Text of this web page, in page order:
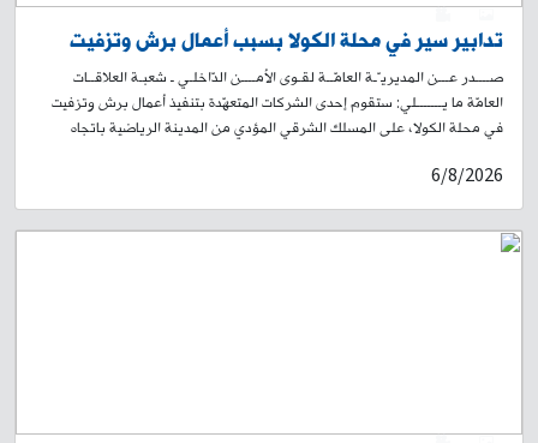
تدابير سير في محلة الكولا بسبب أعمال برش وتزفيت
صــــدر عـــن المديريـّـة العامّــة لقـوى الأمــــن الدّاخلـي ـ شعبـة العلاقــات
العامّة ما يـــــــلي: ستقوم إحدى الشركات المتعهّدة بتنفيذ أعمال برش وتزفيت
في محلة الكولا، على المسلك الشرقي المؤدي من المدينة الرياضية باتجاه
البستاني صعودًا لغاية حلويات الداعوق. سيُباشَر بالأعمال اعتبارًا من الساعة
19:00 من تاريخ اليوم 6-8-2026، ولغاية الساعة 19:00 من تاريخ 9-8-2026.
وسيؤدي ذلك إلى منع المرور في المكان، وتحويل السير القادم من المدينة
الرياضية باتجاه الكولا الشرقية إلى شارع محمد خرمة، وصولًا إلى شارع الجامعة
6/8/2026